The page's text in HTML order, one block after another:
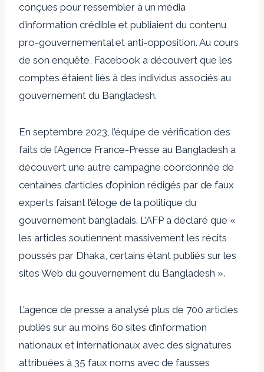
conçues pour ressembler à un média
d’information crédible et publiaient du contenu
pro-gouvernemental et anti-opposition. Au cours
de son enquête, Facebook a découvert que les
comptes étaient liés à des individus associés au
gouvernement du Bangladesh.
En septembre 2023, l’équipe de vérification des
faits de l’Agence France-Presse au Bangladesh a
découvert une autre campagne coordonnée de
centaines d’articles d’opinion rédigés par de faux
experts faisant l’éloge de la politique du
gouvernement bangladais. L’AFP a déclaré que «
les articles soutiennent massivement les récits
poussés par Dhaka, certains étant publiés sur les
sites Web du gouvernement du Bangladesh ».
L’agence de presse a analysé plus de 700 articles
publiés sur au moins 60 sites d’information
nationaux et internationaux avec des signatures
attribuées à 35 faux noms avec de fausses